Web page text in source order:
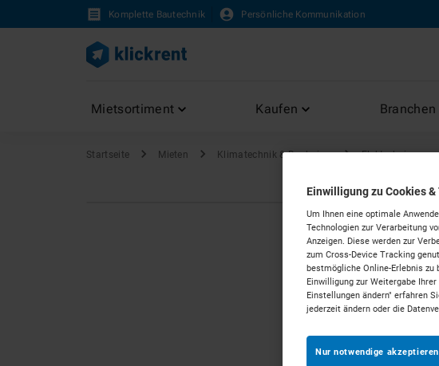
Komplette Bautechnik Persönliche Kommunikation
Mietsortiment Kaufen Branchen
Startseite Mieten Klimatechnik & Bauheizer Elektro­heizungen
Einwilligung zu Cookies
Um Ihnen eine optimale
Technologien zur Verarbeitung
Anzeigen. Diese werden zur
zum Cross-Device Tracking
bestmögliche Online-Erlebnis
Einwilligung zur Weitergabe
Einstellungen ändern" erfahren
jederzeit ändern oder die
Nur notwendige akzeptieren